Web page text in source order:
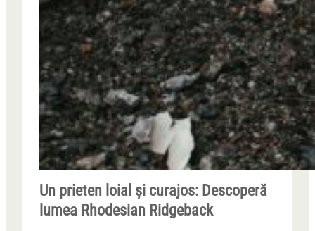
Un prieten loial și curajos: Descoperă
lumea Rhodesian Ridgeback